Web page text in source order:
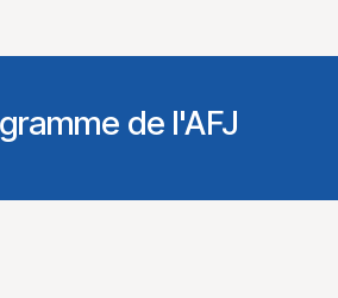
de l'AFJ